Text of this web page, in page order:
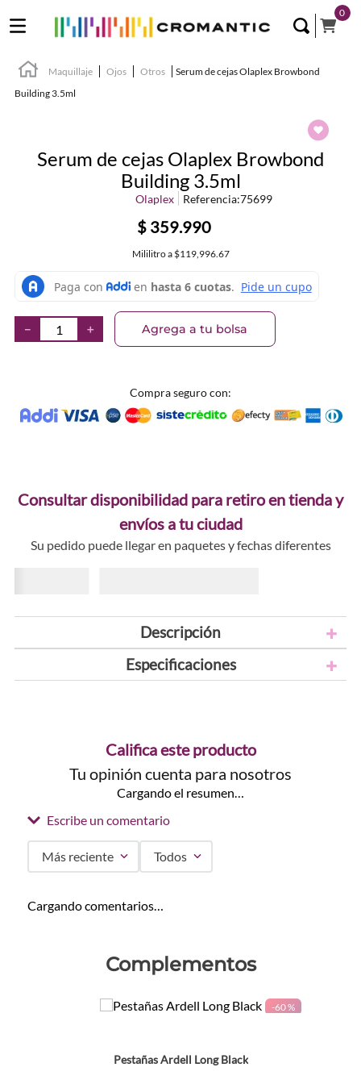
0
Maquillaje Ojos Otros
Serum de cejas Olaplex Browbond
Building 3.5ml
Serum de cejas Olaplex Browbond
Building 3.5ml
Olaplex Referencia:75699
$ 359.990
Mililitroa $119,996.67
＋
－ Agrega a tu bolsa
Compra seguro con:
Consultar disponibilidad para retiro en tienda y
envíos a tu ciudad
Su pedido puede llegar en paquetes y fechas diferentes
Descripción
Especificaciones
Califica este producto
Tu opinión cuenta para nosotros
Cargando el resumen…
Escribe un comentario
Más reciente Todos
Cargando comentarios…
Complementos
-60 %
Pestañas Ardell Long Black